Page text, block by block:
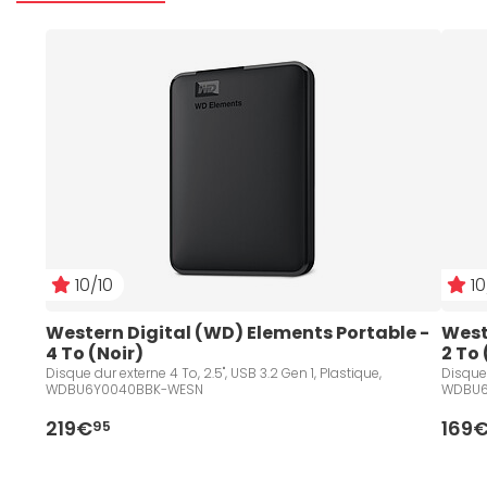
10/10
Western Digital (WD) Elements Portable -
4 To (Noir)
Disque dur externe 4 To, 2.5", USB 3.2 Gen 1, Plastique,
WDBU6Y0040BBK-WESN
219€95
2